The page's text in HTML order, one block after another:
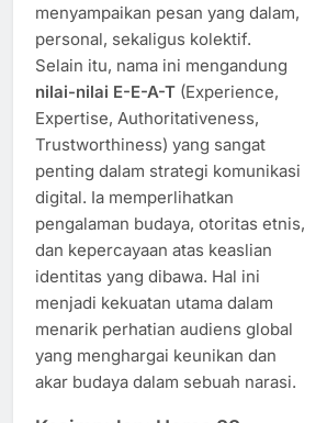
menyampaikan pesan yang dalam,
personal, sekaligus kolektif.
Selain itu, nama ini mengandung
nilai-nilai E-E-A-T (Experience,
Expertise, Authoritativeness,
Trustworthiness) yang sangat
penting dalam strategi komunikasi
digital. Ia memperlihatkan
pengalaman budaya, otoritas etnis,
dan kepercayaan atas keaslian
identitas yang dibawa. Hal ini
menjadi kekuatan utama dalam
menarik perhatian audiens global
yang menghargai keunikan dan
akar budaya dalam sebuah narasi.